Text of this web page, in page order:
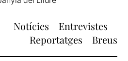
Notícies
Entrevistes
Reportatges
Breus